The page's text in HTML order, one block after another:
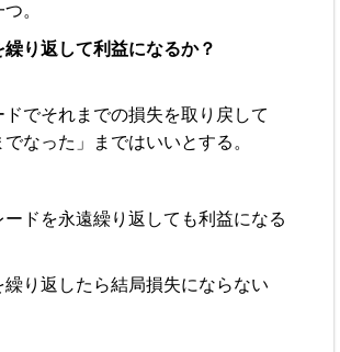
。
り返して利益になるか？
ドでそれまでの損失を取り戻して
なった」まではいいとする。
ドを永遠繰り返しても利益になる
繰り返したら結局損失にならない